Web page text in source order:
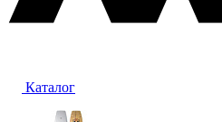
Каталог